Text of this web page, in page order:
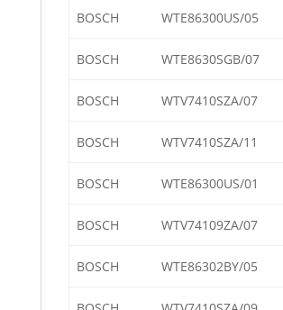
BOSCH WTE86300US/05
BOSCH WTE8630SGB/07
BOSCH WTV7410SZA/07
BOSCH WTV7410SZA/11
BOSCH WTE86300US/01
BOSCH WTV74109ZA/07
BOSCH WTE86302BY/05